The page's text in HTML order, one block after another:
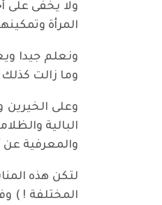
ولا يخفى على
المرأة
وما زالت كذلك
وعلى الخيرين
البالية
والمعرفية عن
لتكن هذه
المختلفة ! )